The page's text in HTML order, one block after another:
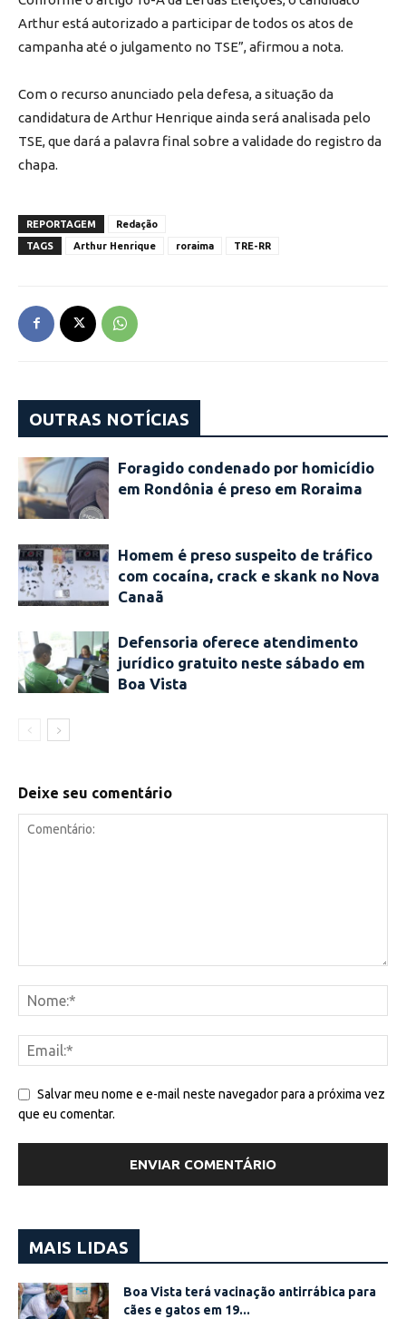
Arthur está autorizado a participar de todos os atos de
campanha até o julgamento no TSE”, afirmou a nota.
Com o recurso anunciado pela defesa, a situação da
candidatura de Arthur Henrique ainda será analisada pelo
TSE, que dará a palavra final sobre a validade do registro da
chapa.
REPORTAGEM
Redação
TAGS
Arthur Henrique roraima TRE-RR
OUTRAS NOTÍCIAS
Foragido condenado por homicídio
em Rondônia é preso em Roraima
Homem é preso suspeito de tráfico
com cocaína, crack e skank no Nova
Canaã
Defensoria oferece atendimento
jurídico gratuito neste sábado em
Boa Vista
Deixe seu comentário
Salvar meu nome e e-mail neste navegador para a próxima vez
que eu comentar.
MAIS LIDAS
Boa Vista terá vacinação antirrábica para
cães e gatos em 19...